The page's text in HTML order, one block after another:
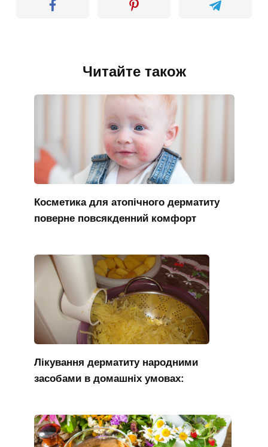
Читайте також
Косметика для атопічного дерматиту
поверне повсякденний комфорт
Лікування дерматиту народними
засобами в домашніх умовах: